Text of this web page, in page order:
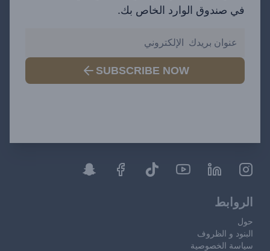
في صندوق الوارد الخاص بك.
SUBSCRIBE NOW
الروابط
حول
البنود و الظروف
سياسة الخصوصية